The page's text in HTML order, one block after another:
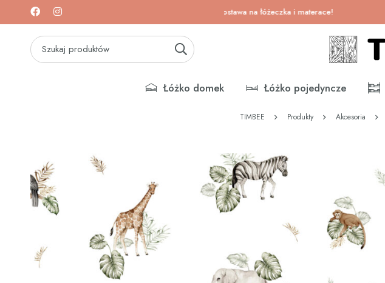
łóżeczka i materace! Darmowa dostawa na łóżeczka i materace!
Łóżko domek Łóżko pojedyncze
TIMBEE Produkty Akcesoria